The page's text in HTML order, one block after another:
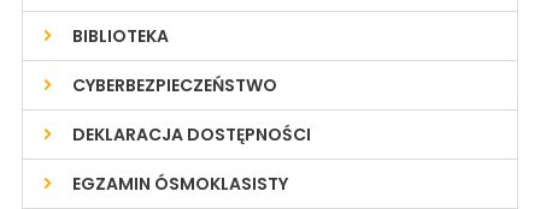
BIBLIOTEKA
CYBERBEZPIECZEŃSTWO
DEKLARACJA DOSTĘPNOŚCI
EGZAMIN ÓSMOKLASISTY